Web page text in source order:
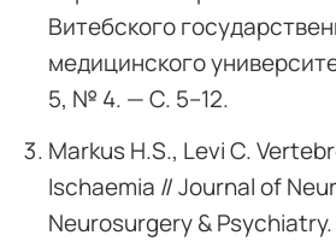
Витебского
медицинского
5, № 4. — С. 5–12.
Markus H.S., Levi C.
Ischaemia // Journal of
Neurosurgery &